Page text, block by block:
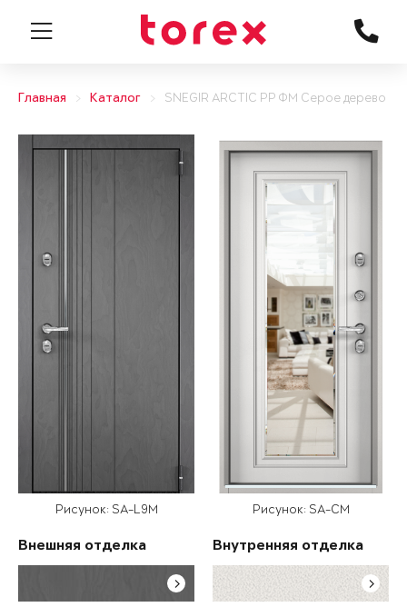
Главная Каталог SNEGIR ARCTIC PP ФМ Серое дерево
Рисунок: SA-L9M
Внешняя отделка
Рисунок: SA-CM
Внутренняя отделка